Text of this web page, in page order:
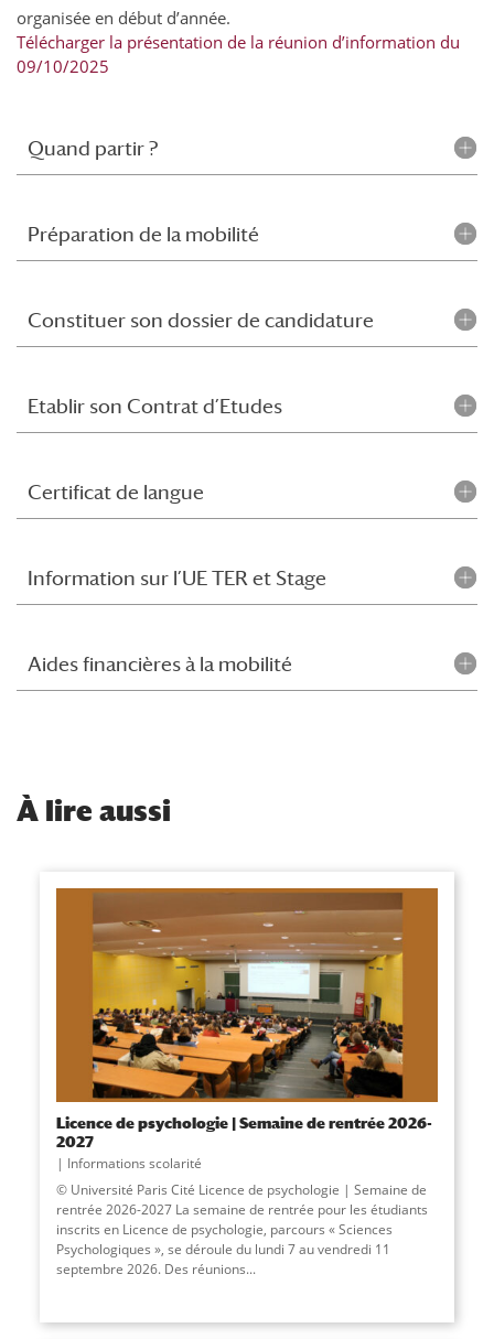
organisée en début d’année.
Télécharger la présentation de la réunion d’information du
09/10/2025
Quand partir ?
Préparation de la mobilité
Constituer son dossier de candidature
Etablir son Contrat d’Etudes
Certificat de langue
Information sur l’UE TER et Stage
Aides financières à la mobilité
À lire aussi
Licence de psychologie | Semaine de rentrée 2026-
2027
Informations scolarité
© Université Paris Cité Licence de psychologie | Semaine de
rentrée 2026-2027 La semaine de rentrée pour les étudiants
inscrits en Licence de psychologie, parcours « Sciences
Psychologiques », se déroule du lundi 7 au vendredi 11
septembre 2026. Des réunions...